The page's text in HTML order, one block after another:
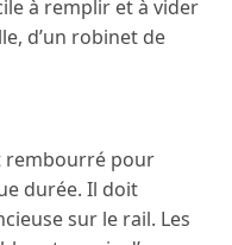
à remplir et à vider
d’un robinet de
rembourré pour
durée. Il doit
sur le rail. Les